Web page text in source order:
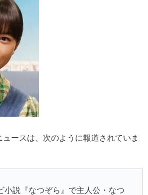
ースは、次のように報道されていま
説『なつぞら』で主人公・なつ